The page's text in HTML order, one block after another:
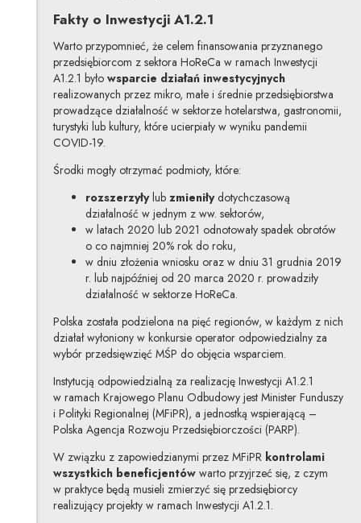
Fakty o Inwestycji A1.2.1
Warto przypomnieć, że celem finansowania przyznanego
przedsiębiorcom z sektora HoReCa w ramach Inwestycji
A1.2.1 było wsparcie działań inwestycyjnych
realizowanych przez mikro, małe i średnie przedsiębiorstwa
prowadzące działalność w sektorze hotelarstwa, gastronomii,
turystyki lub kultury, które ucierpiały w wyniku pandemii
COVID-19.
Środki mogły otrzymać podmioty, które:
rozszerzyłylub zmieniłydotychczasową
działalność w jednym z ww. sektorów,
w latach 2020 lub 2021 odnotowały spadek obrotów
o co najmniej 20% rok do roku,
w dniu złożenia wniosku oraz w dniu 31 grudnia 2019
r. lub najpóźniej od 20 marca 2020 r. prowadziły
działalność w sektorze HoReCa.
Polska została podzielona na pięć regionów, w każdym z nich
działał wyłoniony w konkursie operator odpowiedzialny za
wybór przedsięwzięć MŚP do objęcia wsparciem.
Instytucją odpowiedzialną za realizację Inwestycji A1.2.1
w ramach Krajowego Planu Odbudowy jest Minister Funduszy
i Polityki Regionalnej (MFiPR), a jednostką wspierającą –
Polska Agencja Rozwoju Przedsiębiorczości (PARP).
W związku z zapowiedzianymi przez MFiPR kontrolami
wszystkich beneficjentówwarto przyjrzeć się, z czym
w praktyce będą musieli zmierzyć się przedsiębiorcy
realizujący projekty w ramach Inwestycji A1.2.1.